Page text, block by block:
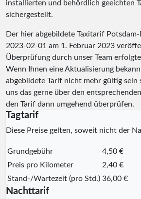
installierten und behördlich geeichten
sichergestellt.
Der hier abgebildete Taxitarif
2023-02-01 am 1. Februar 2023
Überprüfung durch unser Team erfolgte
Wenn Ihnen eine Aktualisierung
abgebildete Tarif nicht mehr gültig sein
uns das gerne über den
den Tarif dann umgehend überprüfen.
Tagtarif
Diese Preise gelten, soweit nicht der
Grundgebühr
4,50 €
Preis pro Kilometer
2,40 €
Stand-/Wartezeit (pro Std.) 36,00 €
Nachttarif